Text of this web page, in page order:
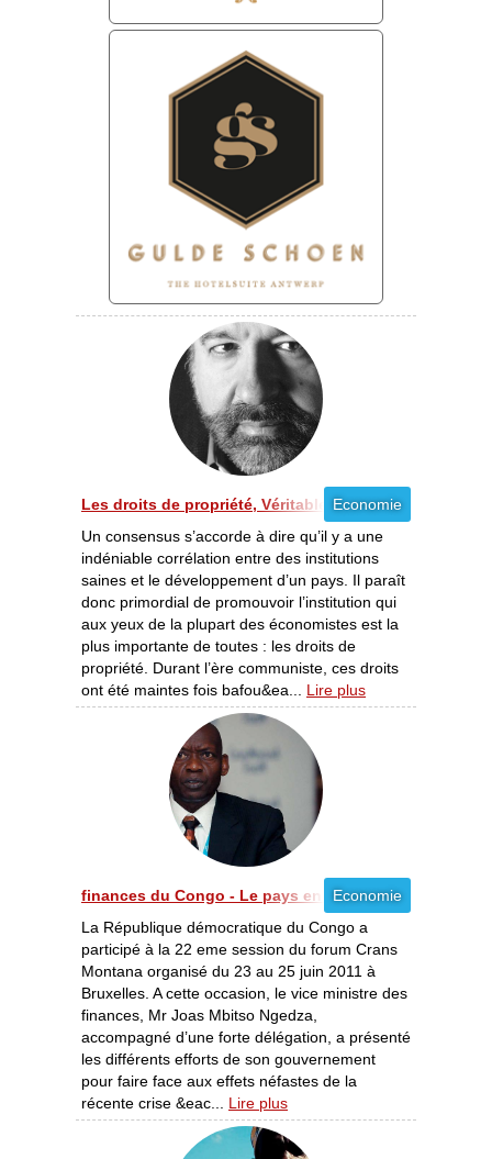
Economie
Les droits de propriété, Véritable clef du sucès
Un consensus s’accorde à dire qu’il y a une
indéniable corrélation entre des institutions
saines et le développement d’un pays. Il paraît
donc primordial de promouvoir l’institution qui
aux yeux de la plupart des économistes est la
plus importante de toutes : les droits de
propriété. Durant l’ère communiste, ces droits
ont été maintes fois bafou&ea... Lire plus
Economie
finances du Congo - Le pays en phase de croissance
La République démocratique du Congo a
participé à la 22 eme session du forum Crans
Montana organisé du 23 au 25 juin 2011 à
Bruxelles. A cette occasion, le vice ministre des
finances, Mr Joas Mbitso Ngedza,
accompagné d’une forte délégation, a présenté
les différents efforts de son gouvernement
pour faire face aux effets néfastes de la
récente crise &eac... Lire plus